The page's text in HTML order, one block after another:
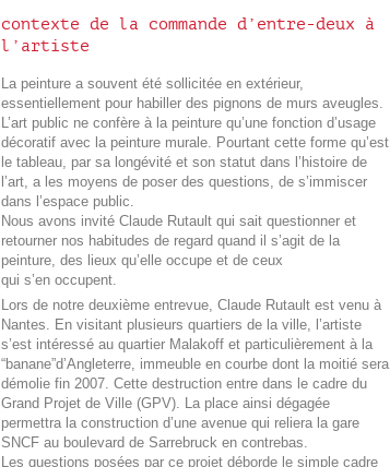
contexte de la commande d’entre-deux à
l’artiste
La peinture a souvent été sollicitée en extérieur,
essentiellement pour habiller des pignons de murs aveugles.
L’art public ne confère à la peinture qu’une fonction d’usage
décoratif avec la peinture murale. Pourtant cette forme qu’est
le tableau, par sa longévité et son statut dans l’histoire de
l’art, a les moyens de poser des questions, de s’immiscer
dans l’espace public.
Nous avons invité Claude Rutault qui sait questionner et
retourner nos habitudes de regard quand il s’agit de la
peinture, des lieux qu’elle occupe et de ceux
qui s’en occupent.
Lors de notre deuxième entrevue, Claude Rutault est venu à
Nantes. En visitant plusieurs quartiers de la ville, l’artiste
s’est intéressé au quartier Malakoff et particulièrement à la
“banane”d’Angleterre, immeuble en courbe dont la moitié sera
démolie fin 2007. Cette destruction entre dans le cadre du
Grand Projet de Ville (GPV). La place ainsi dégagée
permettra la construction d’une avenue qui reliera la gare
SNCF au boulevard de Sarrebruck en contrebas.
Les questions posées par ce projet déborde le simple cadre